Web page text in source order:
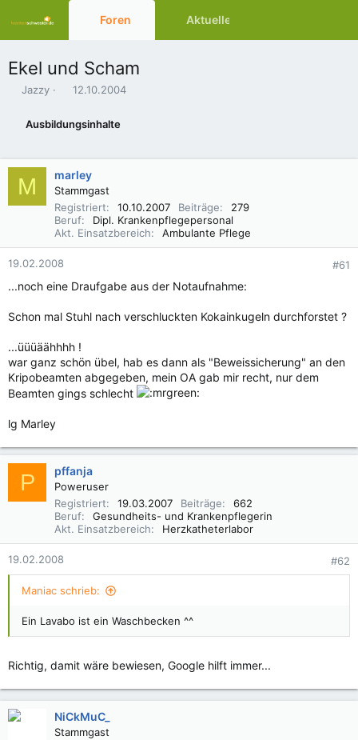
Foren Aktuelles
Ekel und Scham
E
l
e
r
Jazzy
E
t
l
l
t
a
m
12.10.2004
Ausbildungsinhalte
M marley
Stammgast
Registriert
10.10.2007 Beiträge
279
Beruf
Dipl. Krankenpflegepersonal
Akt. Einsatzbereich
Ambulante Pflege
19.02.2008 #61
...noch eine Draufgabe aus der Notaufnahme:
Schon mal Stuhl nach verschluckten Kokainkugeln durchforstet ?
...üüüäähhhh !
war ganz schön übel, hab es dann als "Beweissicherung" an den
Kripobeamten abgegeben, mein OA gab mir recht, nur dem
Beamten gings schlecht
lg Marley
P pffanja
Poweruser
Registriert
19.03.2007 Beiträge
662
Beruf
Gesundheits- und Krankenpflegerin
Akt. Einsatzbereich
Herzkatheterlabor
19.02.2008 #62
Maniac schrieb:
Ein Lavabo ist ein Waschbecken ^^
Richtig, damit wäre bewiesen, Google hilft immer...
NiCkMuC_
Stammgast